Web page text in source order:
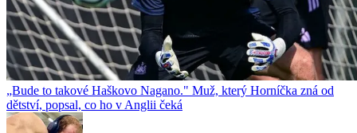
„Bude to takové Haškovo Nagano." Muž, který Horníčka zná od
dětství, popsal, co ho v Anglii čeká